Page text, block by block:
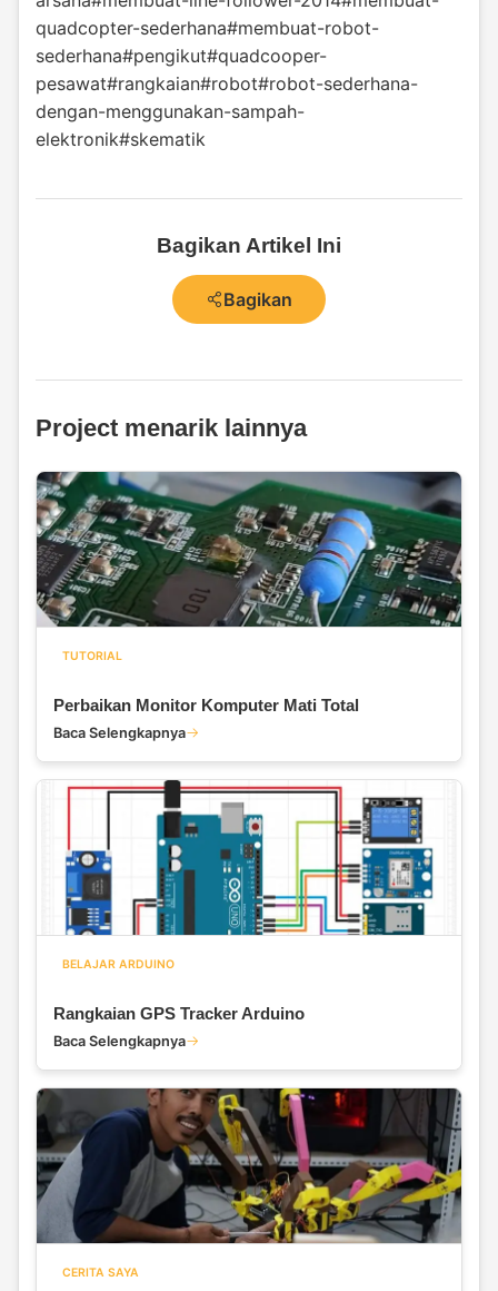
quadcopter-sederhana#membuat-robot-
sederhana#pengikut#quadcooper-
pesawat#rangkaian#robot#robot-sederhana-
dengan-menggunakan-sampah-
elektronik#skematik
Bagikan Artikel Ini
Bagikan
Project menarik lainnya
TUTORIAL
Perbaikan Monitor Komputer Mati Total
Baca Selengkapnya
BELAJAR ARDUINO
Rangkaian GPS Tracker Arduino
Baca Selengkapnya
CERITA SAYA